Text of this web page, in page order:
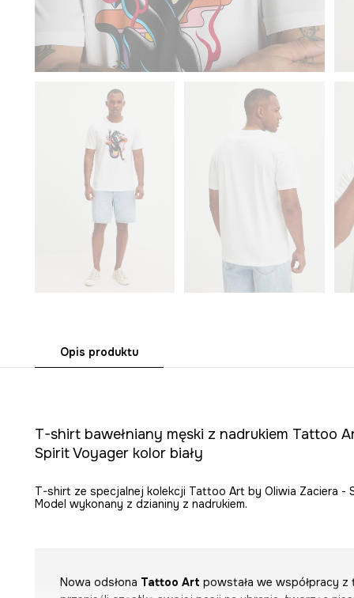
Opis produktu
T-shirt bawełniany męski z nadrukiem Tattoo
Spirit Voyager kolor biały
T-shirt ze specjalnej kolekcji Tattoo Art by Oliwia Zaciera -
Model wykonany z dzianiny z nadrukiem.
Nowa odsłona Tattoo Art powstała we współpracy